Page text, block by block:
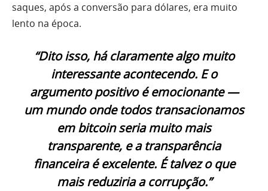
saques, após a conversão para dólares, era muito
lento na época.
“Dito isso, há claramente algo muito
interessante acontecendo. E o
argumento positivo é emocionante —
um mundo onde todos transacionamos
em bitcoin seria muito mais
transparente, e a transparência
financeira é excelente. É talvez o que
mais reduziria a corrupção.”